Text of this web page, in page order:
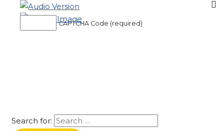
CAPTCHA Code (required)
Search for: